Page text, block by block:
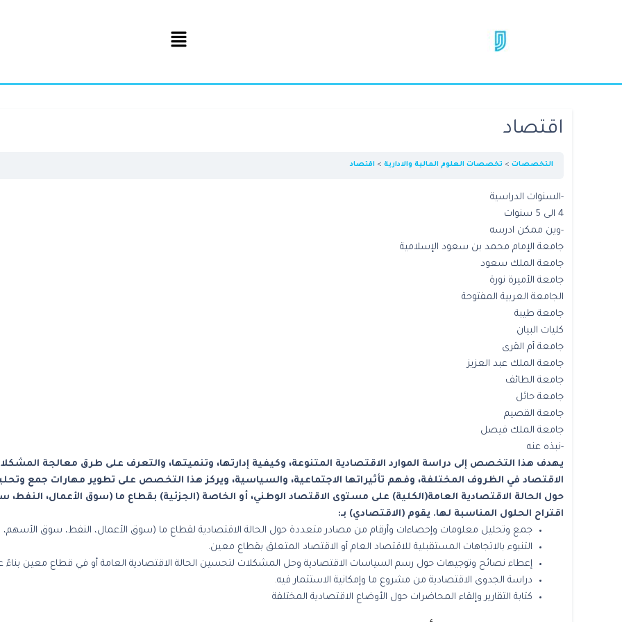
اقتصاد
التخصصات تخصصات العلوم المالية والادارية اقتصاد
-السنوات الدراسية
4 الى 5 سنوات
-وين ممكن ادرسه
جامعة الإمام محمد بن سعود الإسلامية
جامعة الملك سعود
جامعة الأميرة نورة
الجامعة العربية المفتوحة
جامعة طيبة
كليات البيان
جامعة أم القرى
جامعة الملك عبد العزيز
جامعة الطائف
جامعة حائل
جامعة القصيم
جامعة الملك فيصل
-نبذه عنه
يهدف هذا التخصص إلى دراسة الموارد الاقتصادية المتنوعة، وكيفية إدارتها، وتنميتها، والتعرف على طرق معالجة
الاقتصاد في الظروف المختلفة، وفهم تأثيراتها الاجتماعية، والسياسية، ويركز هذا التخصص على تطوير مهارات جمع
حول الحالة الاقتصادية العامة(الكلية) على مستوى الاقتصاد الوطني، أو الخاصة (الجزئية) بقطاع ما (سوق الأعمال،
اقتراح الحلول المناسبة لها. يقوم (الاقتصادي) بـ:
جمع وتحليل معلومات وإحصاءات وأرقام من مصادر متعددة حول الحالة الاقتصادية لقطاع ما (سوق الأعمال، النفط، سوق الأسهم،
التنبوء بالاتجاهات المستقبلية للاقتصاد العام أو الاقتصاد المتعلق بقطاع معين.
إعطاء نصائح وتوجيهات حول رسم السياسات الاقتصادية وحل المشكلات لتحسين الحالة الاقتصادية العامة أو في قطاع معين بناءً
دراسة الجدوى الاقتصادية من مشروع ما وإمكانية الاستثمار فيه.
كتابة التقارير وإلقاء المحاضرات حول الأوضاع الاقتصادية المختلفة